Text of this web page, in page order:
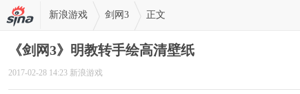
新浪游戏 剑网3 正文
《剑网3》明教转手绘高清壁纸
2017-02-28 14:23 新浪游戏